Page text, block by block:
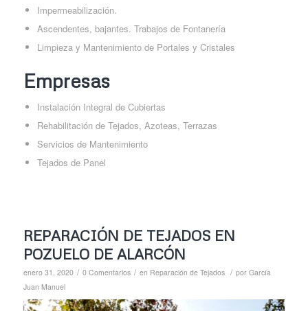
Impermeabilización.
Ascendentes, bajantes. Trabajos de Fontanería
Limpieza y Mantenimiento de Portales y Cristales
Empresas
Instalación Integral de Cubiertas
Rehabilitación de Tejados, Azoteas, Terrazas
Servicios de Mantenimiento
Tejados de Panel
REPARACIÓN DE TEJADOS EN
POZUELO DE ALARCÓN
enero 31, 2020 / 0 Comentarios / en Reparación de Tejados / por García
Juan Manuel